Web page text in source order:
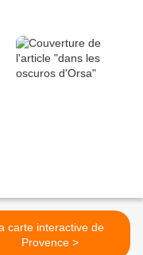
carte interactive de
Provence >